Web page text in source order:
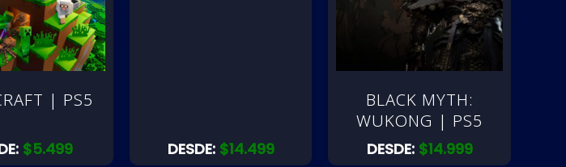
| PS5
$5.499 DESDE: $14.499
BLACK MYTH:
WUKONG | PS5
DESDE: $14.999